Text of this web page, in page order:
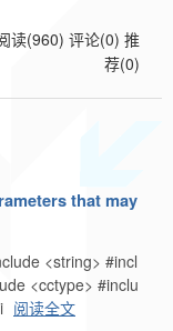
读(960) 评论(0) 推
荐(0)
that may
<string> #incl
<cctype> #inclu
阅读全文